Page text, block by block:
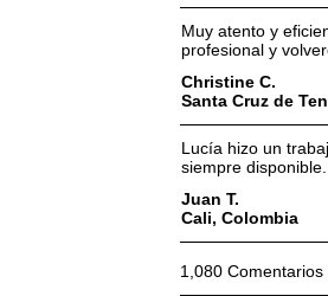
Muy atento y
profesional y
Christine C.
Santa Cruz de
Lucía hizo un
siempre
Juan T.
Cali, Colombia
1,080 Comentarios